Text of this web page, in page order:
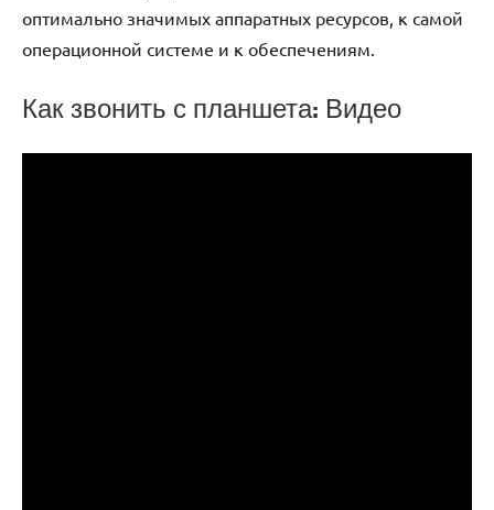
оптимально значимых аппаратных ресурсов, к самой
операционной системе и к обеспечениям.
Как звонить с планшета: Видео